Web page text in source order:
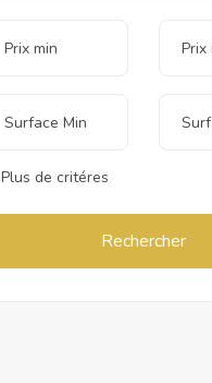
Plus de critéres
Rechercher